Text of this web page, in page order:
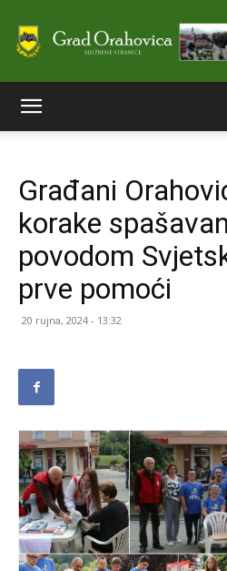
Građani
korake
povodom
prve pomoći
20 rujna, 2024 - 13:32